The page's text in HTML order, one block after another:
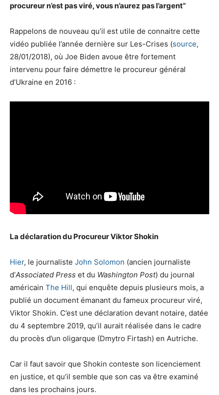
procureur n’est pas viré, vous n’aurez pas l’argent”
Rappelons de nouveau qu’il est utile de connaitre cette
vidéo publiée l’année dernière sur Les-Crises (source,
28/01/2018), où Joe Biden avoue être fortement
intervenu pour faire démettre le procureur général
d’Ukraine en 2016 :
La déclaration du Procureur Viktor Shokin
Hier, le journaliste John Solomon (ancien journaliste
d’Associated Press et du Washington Post) du journal
américain The Hill, qui enquête depuis plusieurs mois, a
publié un document émanant du fameux procureur viré,
Viktor Shokin. C’est une déclaration devant notaire, datée
du 4 septembre 2019, qu’il aurait réalisée dans le cadre
du procès d’un oligarque (Dmytro Firtash) en Autriche.
Car il faut savoir que Shokin conteste son licenciement
en justice, et qu’il semble que son cas va être examiné
dans les prochains jours.